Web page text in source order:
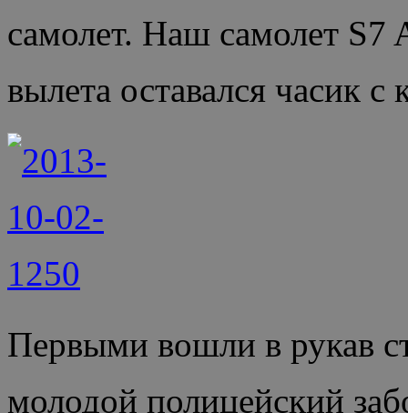
самолет. Наш самолет S7
вылета оставался часик с
Первыми вошли в рукав
молодой полицейский